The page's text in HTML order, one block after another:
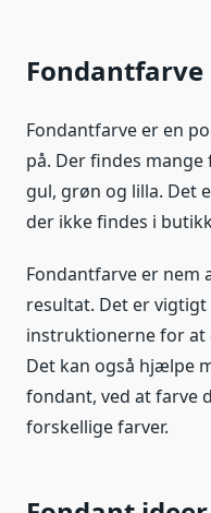
Fondantfarve
Fondantfarve er en
på. Der findes
gul, grøn og lilla. Det
der ikke findes i
Fondantfarve er nem
resultat. Det er
instruktionerne for at
Det kan også hjælpe
fondant, ved at farve
forskellige farver.